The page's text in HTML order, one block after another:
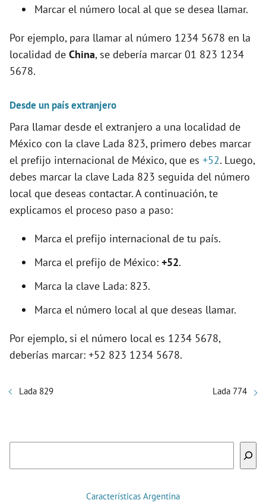
Marcar el número local al que se desea llamar.
Por ejemplo, para llamar al número 1234 5678 en la
localidad de China, se debería marcar 01 823 1234
5678.
Desde un país extranjero
Para llamar desde el extranjero a una localidad de
México con la clave Lada 823, primero debes marcar
el prefijo internacional de México, que es +52. Luego,
debes marcar la clave Lada 823 seguida del número
local que deseas contactar. A continuación, te
explicamos el proceso paso a paso:
Marca el prefijo internacional de tu país.
Marca el prefijo de México: +52.
Marca la clave Lada: 823.
Marca el número local al que deseas llamar.
Por ejemplo, si el número local es 1234 5678,
deberías marcar: +52 823 1234 5678.
Lada 829 Lada 774
Características Argentina